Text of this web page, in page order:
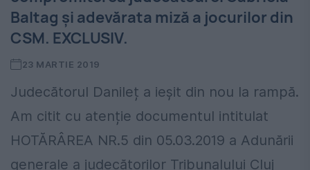
Baltag și adevărata miză a jocurilor din
CSM. EXCLUSIV.
23 MARTIE 2019
Judecătorul Danileț a ieșit din nou la rampă.
Am citit cu atenție documentul intitulat
HOTĂRÂREA NR.5 din 05.03.2019 a Adunării
generale a judecătorilor Tribunalului Cluj